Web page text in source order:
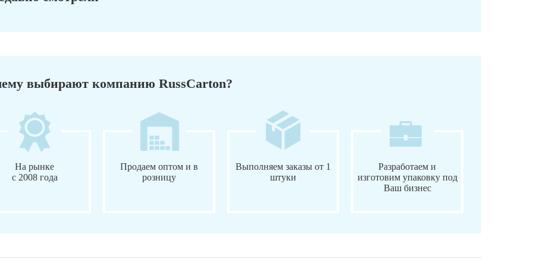
выбирают компанию RussCarton?
На рынке
с 2008 года
Продаем оптом и в
розницу
Выполняем заказы от 1
штуки
Разработаем и
изготовим упаковку под
Ваш бизнес